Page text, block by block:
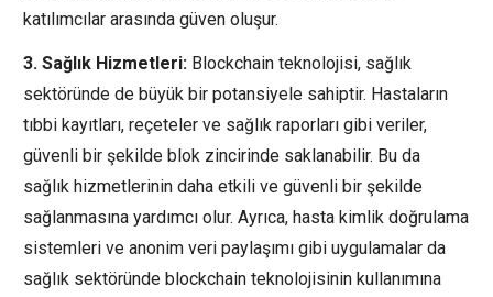
katılımcılar arasında güven oluşur.
3. Sağlık Hizmetleri: Blockchain teknolojisi, sağlık
sektöründe de büyük bir potansiyele sahiptir. Hastaların
tıbbi kayıtları, reçeteler ve sağlık raporları gibi veriler,
güvenli bir şekilde blok zincirinde saklanabilir. Bu da
sağlık hizmetlerinin daha etkili ve güvenli bir şekilde
sağlanmasına yardımcı olur. Ayrıca, hasta kimlik doğrulama
sistemleri ve anonim veri paylaşımı gibi uygulamalar da
sağlık sektöründe blockchain teknolojisinin kullanımına